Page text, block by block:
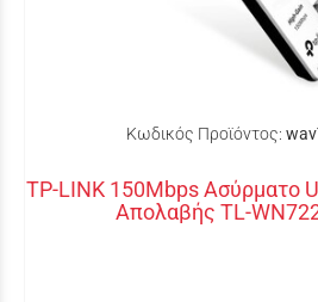
Κωδικός Προϊόντος:
TP-LINK 150Mbps Ασύρματο
Απολαβής TL-